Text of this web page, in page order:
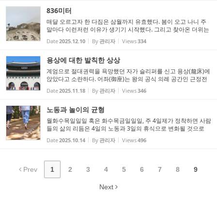
836미터
매달 오르고자 한 다짐은 삼월까지 유효했다. 봄이 오고 나니 주
말마다 이런저런 이유가 생기기 시작했다. 그리고 찾아온 더위는
높은 산을 오를 엄두를 내지 못하게 만들었다. 9월 어느 날은 나섰
다 비 오듯 땀을 흘리고 간신히 올랐다. 다시 서늘해지자 약속...
Date2025.12.10 By 관리자 Views334
용상에 대한 발칙한 상상
계엄으로 절대권력을 욕망했던 자가 슬리퍼를 신고 용상(龍床)에
앉았다고 소란하다. 어좌(御座)는 왕의 공식 의례 공간인 근정전
(勤政殿)에 설치되어 있다. 근정은 정사를 부지런히 수행한다는
의미를 담고 있다. 주술의 끝은 절대권력이다. 주술에 기대어 ...
Date2025.11.18 By 관리자 Views346
노동과 놀이의 균형
월화수목일일일 혹은 화수목금일일일, 주 4일제가 정착하면 사람
들의 삶의 리듬은 4일의 노동과 3일의 휴식으로 변화될 것으로
예상한다. 기존 주말 앞뒤로 어느 쪽이든 휴일이 붙어 연속으로
사흘을 쉬는 것이 보편적인 삶의 형태로 정착될 것이다. 물론 기...
Date2025.10.14 By 관리자 Views496
Prev 1 2 3 4 5 6 7 8 9
Next